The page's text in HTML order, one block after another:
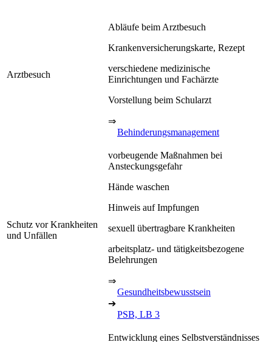
Arztbesuch
Abläufe beim Arztbesuch
Krankenversicherungskarte, Rezept
verschiedene medizinische
Einrichtungen und Fachärzte
Vorstellung beim Schularzt
⇒
Behinderungsmanagement
Schutz vor Krankheiten
und Unfällen
vorbeugende Maßnahmen bei
Ansteckungsgefahr
Hände waschen
Hinweis auf Impfungen
sexuell übertragbare Krankheiten
arbeitsplatz- und tätigkeitsbezogene
Belehrungen
⇒
Gesundheitsbewusstsein
➔
PSB, LB 3
Entwicklung eines Selbstverständnisses